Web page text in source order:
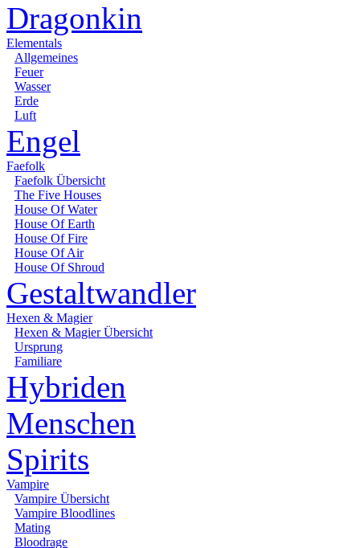
Dragonkin
Elementals
Allgemeines
Feuer
Wasser
Erde
Luft
Engel
Faefolk
Faefolk Übersicht
The Five Houses
House Of Water
House Of Earth
House Of Fire
House Of Air
House Of Shroud
Gestaltwandler
Hexen & Magier
Hexen & Magier Übersicht
Ursprung
Familiare
Hybriden
Menschen
Spirits
Vampire
Vampire Übersicht
Vampire Bloodlines
Mating
Bloodrage